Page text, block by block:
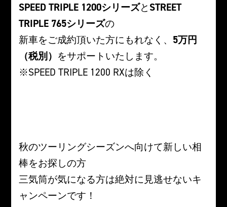
SPEED TRIPLE 1200シリーズとSTREET
TRIPLE 765シリーズの
新車をご成約頂いた方にもれなく、 5万円
（税別） をサポートいたします。
※SPEED TRIPLE 1200 RXは除く
秋のツーリングシーズンへ向けて新しい相
棒をお探しの方
三気筒が気になる方は絶対に見逃せないキ
ャンペーンです！